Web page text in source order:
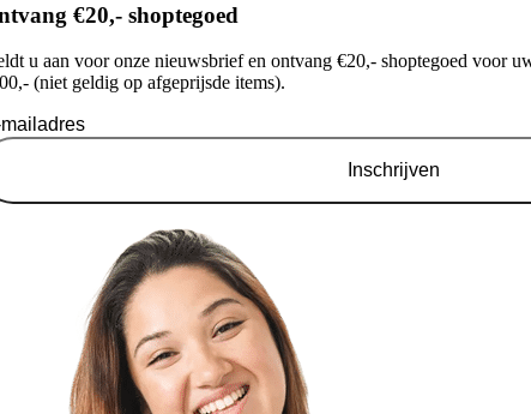
€20,- shoptegoed
u aan voor onze nieuwsbrief en ontvang €20,- shoptegoed voor
(niet geldig op afgeprijsde items).
Inschrijven